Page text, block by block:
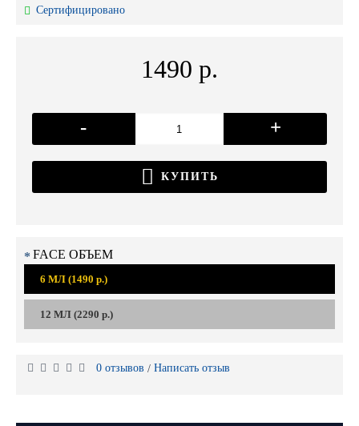
Сертифицировано
1490 р.
- +
КУПИТЬ
FACE ОБЪЕМ
6 МЛ (1490 р.)
12 МЛ (2290 р.)
0 отзывов / Написать отзыв